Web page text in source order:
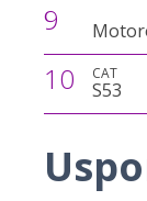
9
10 CAT
S53